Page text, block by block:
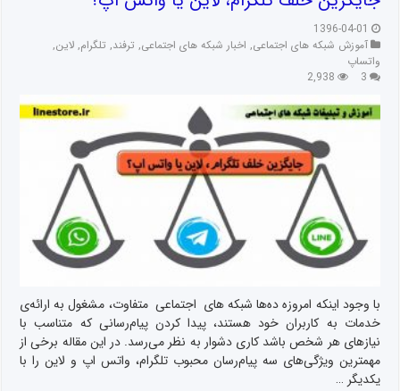
1396-04-01
آموزش شبکه های اجتماعی, اخبار شبکه های اجتماعی, ترفند, تلگرام, لاین,
واتساپ
3
2,938
با وجود اینکه امروزه ده‌ها شبکه های اجتماعی متفاوت، مشغول به ارائه‌ی
خدمات به کاربران خود هستند، پیدا کردن پیام‌رسانی که متناسب با
نیازهای هر شخص باشد کاری دشوار به نظر می‌رسد. در این مقاله برخی از
مهمترین ویژگی‌های سه پیام‌رسان محبوب تلگرام، واتس اپ و لاین را با
یکدیگر …